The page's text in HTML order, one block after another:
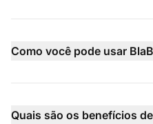
Como você pode usar
Quais são os benefícios